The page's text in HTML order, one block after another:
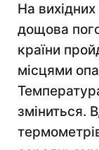
На вихідних
дощова
країни
місцями
зміниться.